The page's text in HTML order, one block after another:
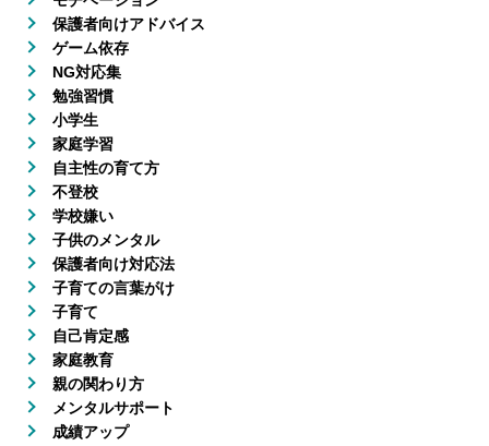
保護者向けアドバイス
ゲーム依存
NG対応集
勉強習慣
小学生
家庭学習
自主性の育て方
不登校
学校嫌い
子供のメンタル
保護者向け対応法
子育ての言葉がけ
子育て
自己肯定感
家庭教育
親の関わり方
メンタルサポート
成績アップ